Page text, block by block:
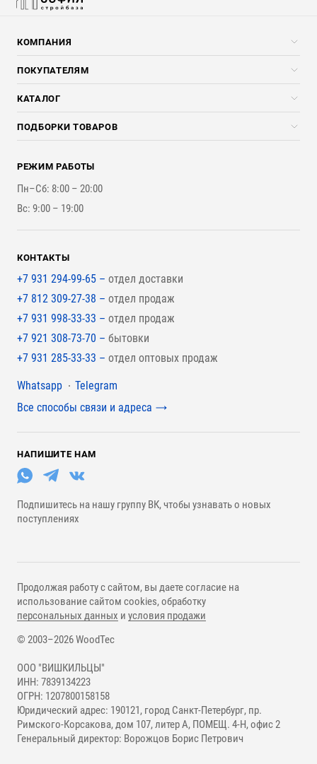
КОМПАНИЯ
Компания
Услуги
ПОКУПАТЕЛЯМ
Скидки стройкомпаниям
Доставка и разгрузка
Оплата и Возврат
Наши работы
КАТАЛОГ
Погонажные изделия
Брикеты, Дрова, Стружка
Стройматериалы
Инструменты
ПОДБОРКИ ТОВАРОВ
Для бутерброда стены
Для наружной отделки
Для покрытия крыши
РЕЖИМ РАБОТЫ
Пн–Сб: 8:00 – 20:00
Вс: 9:00 – 19:00
КОНТАКТЫ
+7 931 294-99-65 – отдел доставки
+7 812 309-27-38 – отдел продаж
+7 931 998-33-33 – отдел продаж
+7 921 308-73-70 – бытовки
+7 931 285-33-33 – отдел оптовых продаж
Мессенджеры
Whatsapp
Telegram
Все способы связи и адреса
НАПИШИТЕ НАМ
Подпишитесь на нашу группу ВК, чтобы узнавать о новых
поступлениях
© 2003–2026 WoodTec
ООО "ВИШКИЛЬЦЫ"
ИНН: 7839134223
ОГРН: 1207800158158
Юридический адрес: 190121, город Санкт-Петербург, пр.
Римского-Корсакова, дом 107, литер А, ПОМЕЩ. 4-Н, офис 2
Генеральный директор: Ворожцов Борис Петрович
Продолжая работу с сайтом, вы даете согласие на
использование сайтом cookies, обработку
персональных данных и условия продажи